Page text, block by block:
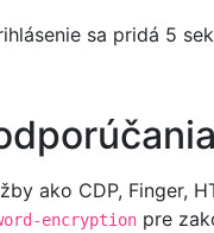
sa pridá 5
ako CDP, Finger,
encryption pre